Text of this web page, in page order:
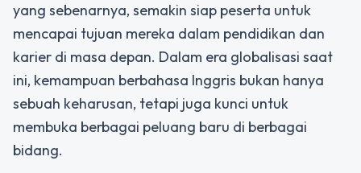
yang sebenarnya, semakin siap peserta untuk
mencapai tujuan mereka dalam pendidikan dan
karier di masa depan. Dalam era globalisasi saat
ini, kemampuan berbahasa Inggris bukan hanya
sebuah keharusan, tetapi juga kunci untuk
membuka berbagai peluang baru di berbagai
bidang.